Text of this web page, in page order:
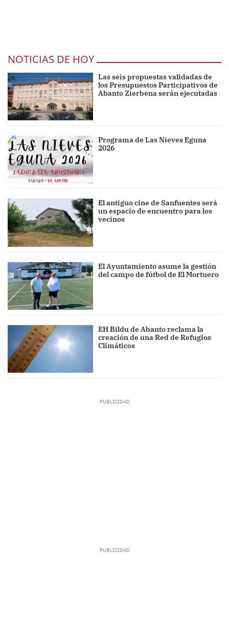
NOTICIAS DE HOY
Las seis propuestas validadas de
los Presupuestos Participativos de
Abanto Zierbena serán ejecutadas
Programa de Las Nieves Eguna
2026
El antiguo cine de Sanfuentes será
un espacio de encuentro para los
vecinos
El Ayuntamiento asume la gestión
del campo de fútbol de El Mortuero
EH Bildu de Abanto reclama la
creación de una Red de Refugios
Climáticos